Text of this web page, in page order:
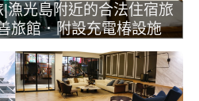
漁光島附近的合法住宿旅
旅館．附設充電椿設施